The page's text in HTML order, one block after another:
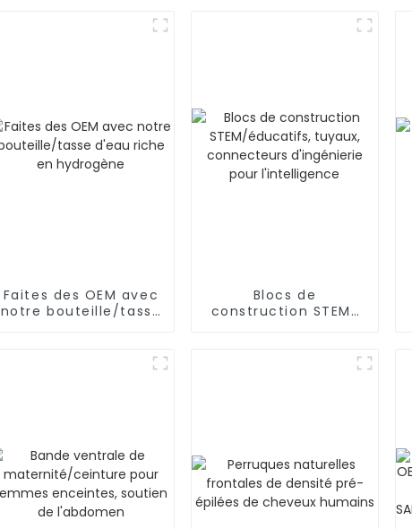
Faites des OEM avec
notre bouteille/tasse
Blocs de
construction STEM/